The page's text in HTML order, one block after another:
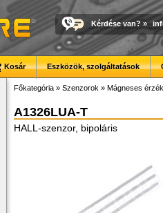
Kérdése van? »
Kosár Eszközök, szolgáltatások
Főkategória » Szenzorok » Mágneses
A1326LUA-T
HALL-szenzor, bipoláris